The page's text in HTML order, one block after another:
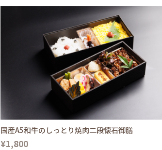
国産A5和牛のしっとり焼肉二段懐石御膳
¥1,800